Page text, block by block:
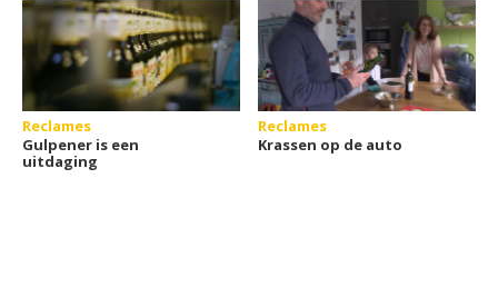
Reclames
Gulpener is een
uitdaging
Reclames
Krassen op de auto